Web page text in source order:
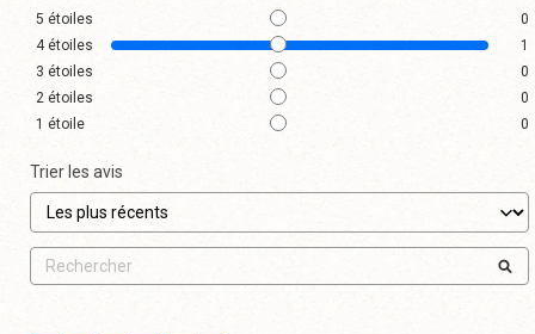
5 étoiles
0
4 étoiles
1
3 étoiles
0
2 étoiles
0
1 étoile 0
Trier les avis